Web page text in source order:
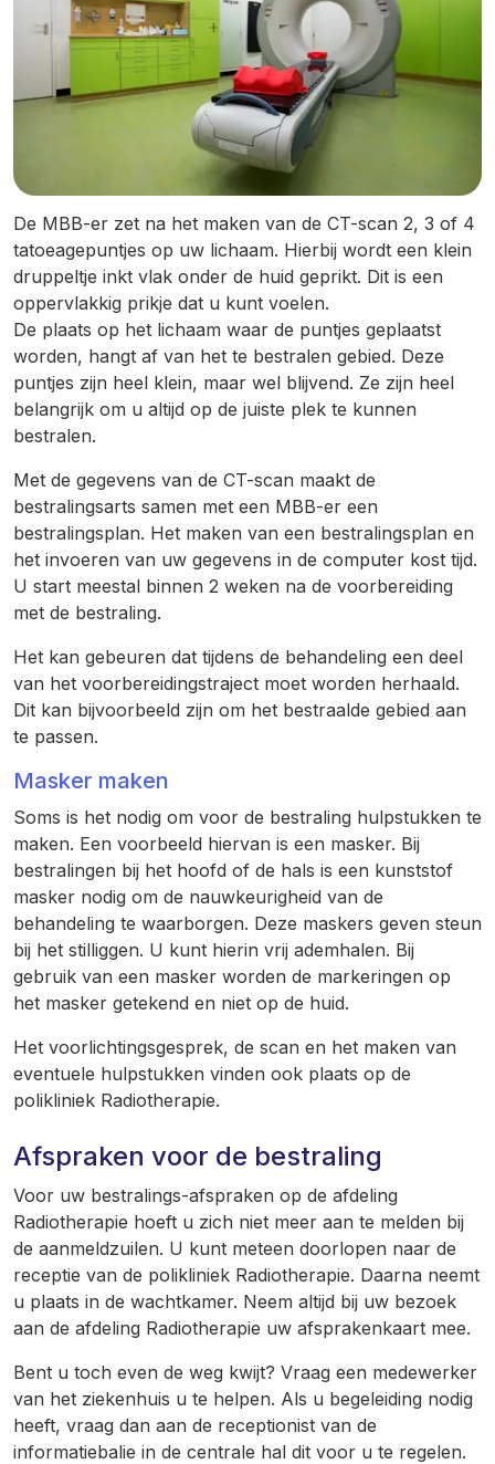
De MBB-er zet na het maken van de CT-scan 2, 3 of 4
tatoeagepuntjes op uw lichaam. Hierbij wordt een klein
druppeltje inkt vlak onder de huid geprikt. Dit is een
oppervlakkig prikje dat u kunt voelen.
De plaats op het lichaam waar de puntjes geplaatst
worden, hangt af van het te bestralen gebied. Deze
puntjes zijn heel klein, maar wel blijvend. Ze zijn heel
belangrijk om u altijd op de juiste plek te kunnen
bestralen.
Met de gegevens van de CT-scan maakt de
bestralingsarts samen met een MBB-er een
bestralingsplan. Het maken van een bestralingsplan en
het invoeren van uw gegevens in de computer kost tijd.
U start meestal binnen 2 weken na de voorbereiding
met de bestraling.
Het kan gebeuren dat tijdens de behandeling een deel
van het voorbereidingstraject moet worden herhaald.
Dit kan bijvoorbeeld zijn om het bestraalde gebied aan
te passen.
Masker maken
Soms is het nodig om voor de bestraling hulpstukken te
maken. Een voorbeeld hiervan is een masker. Bij
bestralingen bij het hoofd of de hals is een kunststof
masker nodig om de nauwkeurigheid van de
behandeling te waarborgen. Deze maskers geven steun
bij het stilliggen. U kunt hierin vrij ademhalen. Bij
gebruik van een masker worden de markeringen op
het masker getekend en niet op de huid.
Het voorlichtingsgesprek, de scan en het maken van
eventuele hulpstukken vinden ook plaats op de
polikliniek Radiotherapie.
Afspraken voor de bestraling
Voor uw bestralings-afspraken op de afdeling
Radiotherapie hoeft u zich niet meer aan te melden bij
de aanmeldzuilen. U kunt meteen doorlopen naar de
receptie van de polikliniek Radiotherapie. Daarna neemt
u plaats in de wachtkamer. Neem altijd bij uw bezoek
aan de afdeling Radiotherapie uw afsprakenkaart mee.
Bent u toch even de weg kwijt? Vraag een medewerker
van het ziekenhuis u te helpen. Als u begeleiding nodig
heeft, vraag dan aan de receptionist van de
informatiebalie in de centrale hal dit voor u te regelen.